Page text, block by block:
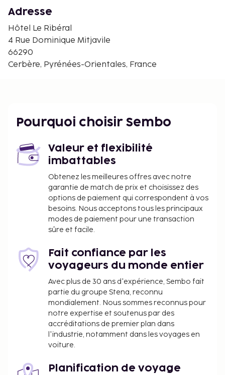
km
Sentier sous-marin de Cerbère-Banyuls - 3,4 km
Crique de Peyrefite - 3,7 km
Aquarium de Banyuls-sur-Mer - 9,1 km
Plage de Banyuls-sur-Mer - 9,5 km
L'aéroport principal le plus proche est : Aéroport
km
Profitez des options de loisirs (une piscine
extérieure en saison par exemple) et des nombreux
équipements et services qui caractérisent
l'hébergement, notamment l'accès Wi-Fi à Internet
gratuit. Un petit déjeuner continental est servi tous
les jours de 08 h 00 à 10 h 30 moyennant un
Vous devrez payer les frais suivants à
l’hébergement. Ces frais peuvent comprendre les
taxes applicables :
Une taxe locale/de séjour au taux effectif de
7.20 % vous sera facturée
Nous avons indiqué tous les frais dont
l'hébergement nous a fait part.
9 EUR par adulte et environ 9 EUR par enfant.
Adresse
Hôtel Le Ribéral
4 Rue Dominique Mitjavile
66290
Cerbère, Pyrénées-Orientales, France
Pourquoi choisir Sembo
Valeur et flexibilité
imbattables
Obtenez les meilleures offres avec notre
garantie de match de prix et choisissez des
options de paiement qui correspondent à vos
besoins. Nous acceptons tous les principaux
modes de paiement pour une transaction
sûre et facile.
Fait confiance par les
voyageurs du monde entier
Avec plus de 30 ans d'expérience, Sembo fait
partie du groupe Stena, reconnu
mondialement. Nous sommes reconnus pour
notre expertise et soutenus par des
accréditations de premier plan dans
l'industrie, notamment dans les voyages en
voiture.
Planification de voyage